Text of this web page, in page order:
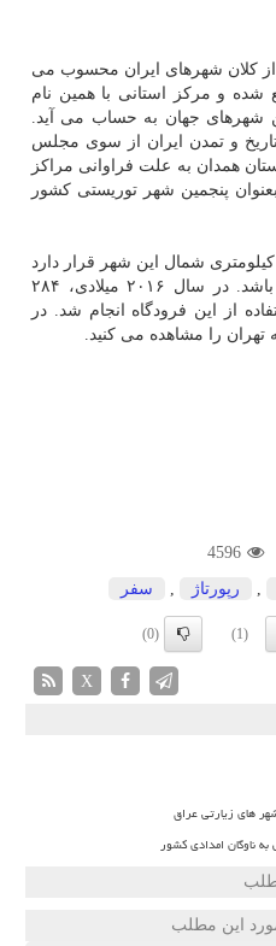
از مردادماه ۱۳۸۸ یكی از كلان شهرهای ایران محسوب می
شده و مركز استانی با همین نام
شهرهای جهان به حساب می آید.
۱۳۸۵، پایتخت تاریخ و تمدن ایران از سوی مجلس
همدان به علت فراوانی مراكز
پنجمین شهر توریستی كشور
كیلومتری شمال این شهر قرار دارد
و مجهز به امكانات به روز می باشد. در سال ۲۰۱۶ میلادی، ۲۸۴
از این فرودگاه انجام شد. در
تهران را مشاهده می كنید.
4596
رپورتاژ سفر
(1)
(0)
X
های زیارتی عراق
این مطلب